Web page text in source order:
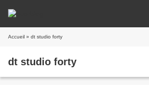
Accueil » dt studio forty
dt studio forty